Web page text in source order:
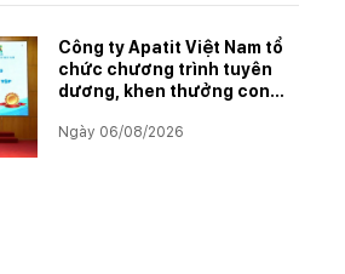
Công ty Apatit Việt Nam tổ
chức chương trình tuyên
dương, khen thưởng con
học tập xuất sắc năm học
Ngày 06/08/2026